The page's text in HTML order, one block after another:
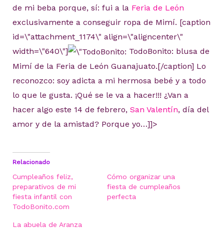
de mi beba porque, sí: fui a la Feria de León
exclusivamente a conseguir ropa de Mimí. [caption
id=\"attachment_1174\" align=\"aligncenter\"
width=\"640\"]
TodoBonito: blusa de
Mimí de la Feria de León Guanajuato.[/caption] Lo
reconozco: soy adicta a mi hermosa bebé y a todo
lo que le gusta. ¡Qué se le va a hacer!!! ¿Van a
hacer algo este 14 de febrero, San Valentín, día del
amor y de la amistad? Porque yo…]]>
Relacionado
Cumpleaños feliz,
preparativos de mi
fiesta infantil con
TodoBonito.com
Cómo organizar una
fiesta de cumpleaños
perfecta
La abuela de Aranza